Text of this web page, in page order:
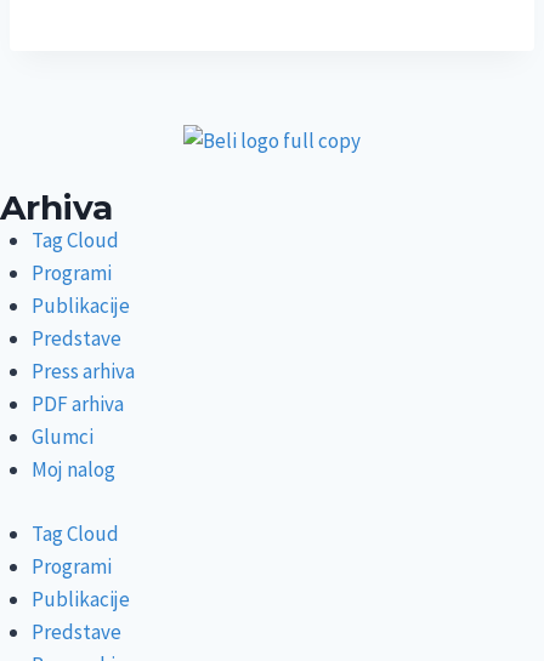
Arhiva
Tag Cloud
Programi
Publikacije
Predstave
Press arhiva
PDF arhiva
Glumci
Moj nalog
Tag Cloud
Programi
Publikacije
Predstave